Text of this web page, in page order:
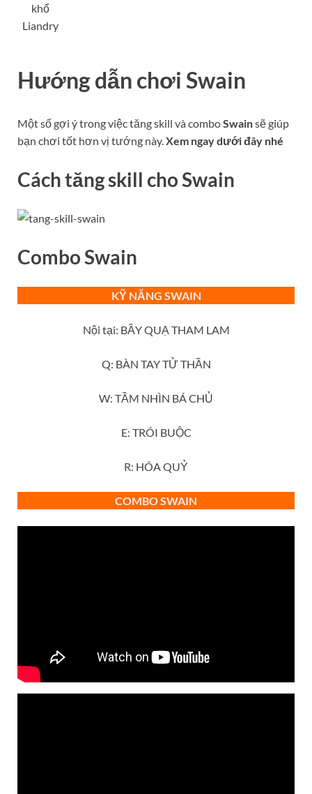
khổ
Liandry
Hướng dẫn chơi Swain
Một số gợi ý trong việc tăng skill và comboSwainsẽ giúp
bạn chơi tốt hơn vị tướng này. Xem ngay dưới đây nhé
Cách tăng skill choSwain
ComboSwain
KỸ NĂNG SWAIN
Nội tại: BẦY QUẠ THAM LAM
Q: BÀN TAY TỬ THẦN
W: TẦM NHÌN BÁ CHỦ
E: TRÓI BUỘC
R: HÓA QUỶ
COMBO SWAIN